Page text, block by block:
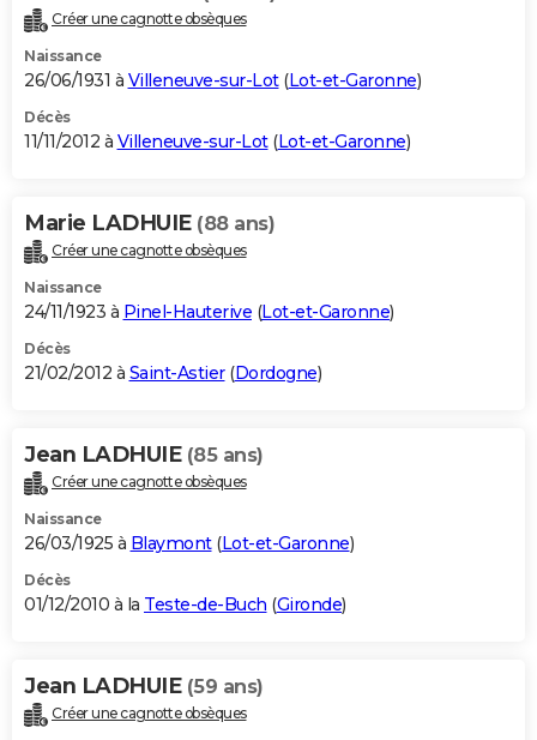
Créer une cagnotte obsèques
Naissance
26/06/1931 à Villeneuve-sur-Lot(Lot-et-Garonne)
Décès
11/11/2012 à Villeneuve-sur-Lot(Lot-et-Garonne)
Marie LADHUIE (88 ans)
Créer une cagnotte obsèques
Naissance
24/11/1923 à Pinel-Hauterive (Lot-et-Garonne)
Décès
21/02/2012 à Saint-Astier(Dordogne)
Jean LADHUIE (85 ans)
Créer une cagnotte obsèques
Naissance
26/03/1925 à Blaymont(Lot-et-Garonne)
Décès
01/12/2010 à la Teste-de-Buch (Gironde)
Jean LADHUIE (59 ans)
Créer une cagnotte obsèques